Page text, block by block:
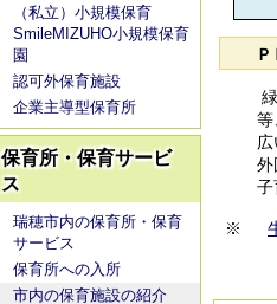
（私立）小規模保育
SmileMIZUHO小規模保育
園
認可外保育施設
企業主導型保育所
保育所・保育サービ
ス
瑞穂市内の保育所・保育
サービス
保育所への入所
市内の保育施設の紹介
等
外
子
※